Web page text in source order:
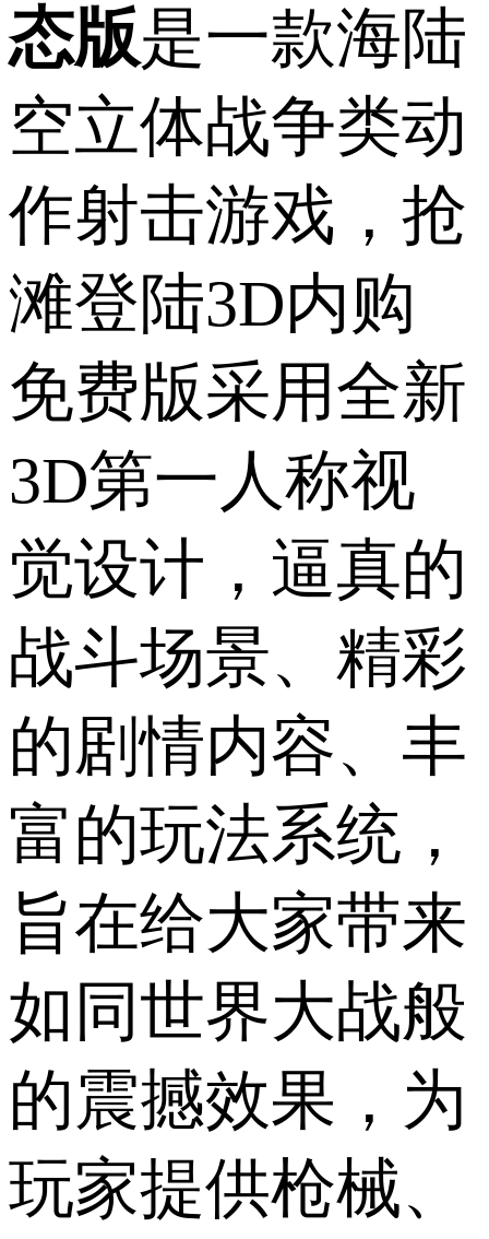
态版是一款海陆
空立体战争类动
作射击游戏，抢
滩登陆3D内购
免费版采用全新
3D第一人称视
觉设计，逼真的
战斗场景、精彩
的剧情内容、丰
富的玩法系统，
旨在给大家带来
如同世界大战般
的震撼效果，为
玩家提供枪械、